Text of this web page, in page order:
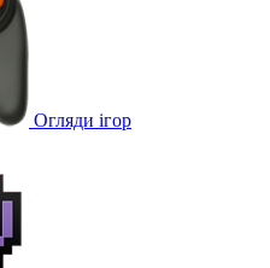
Огляди ігор